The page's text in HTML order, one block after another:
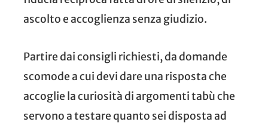
ascolto e accoglienza senza giudizio.
Partire dai consigli richiesti, da domande
scomode a cui devi dare una risposta che
accoglie la curiosità di argomenti tabù che
servono a testare quanto sei disposta ad